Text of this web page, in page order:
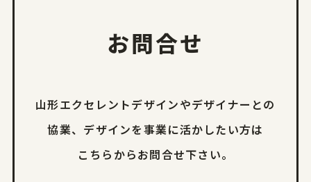
お問合せ
山形エクセレントデザインやデザイナーとの
協業、 デザインを事業に活かしたい方は
こちらからお問合せ下さい。